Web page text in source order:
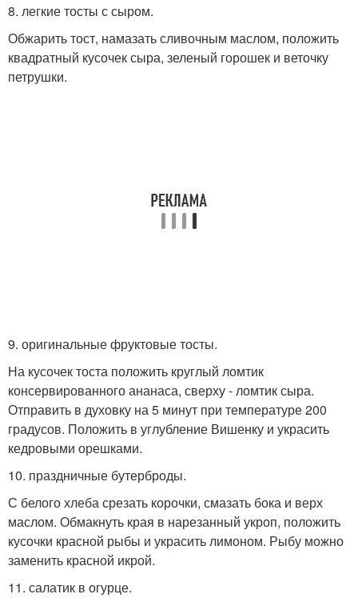
8. легкие тосты с сыром.
Обжарить тост, намазать сливочным маслом, положить
квадратный кусочек сыра, зеленый горошек и веточку
петрушки.
9. оригинальные фруктовые тосты.
На кусочек тоста положить круглый ломтик
консервированного ананаса, сверху - ломтик сыра.
Отправить в духовку на 5 минут при температуре 200
градусов. Положить в углубление Вишенку и украсить
кедровыми орешками.
10. праздничные бутерброды.
С белого хлеба срезать корочки, смазать бока и верх
маслом. Обмакнуть края в нарезанный укроп, положить
кусочки красной рыбы и украсить лимоном. Рыбу можно
заменить красной икрой.
11. салатик в огурце.